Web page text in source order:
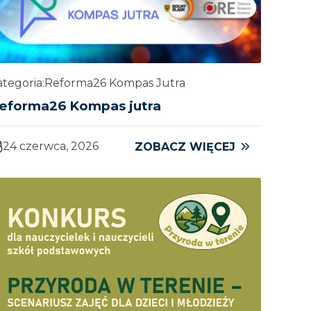
Reforma26 Kompas Jutra
Kompas jutra
24 czerwca, 2026 ZOBACZ WIĘCEJ